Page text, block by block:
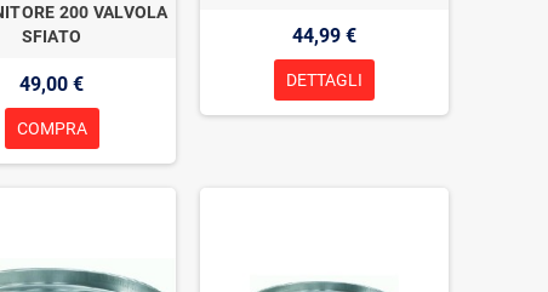
200 VALVOLA
SFIATO
49,00 €
COMPRA
44,99 €
DETTAGLI